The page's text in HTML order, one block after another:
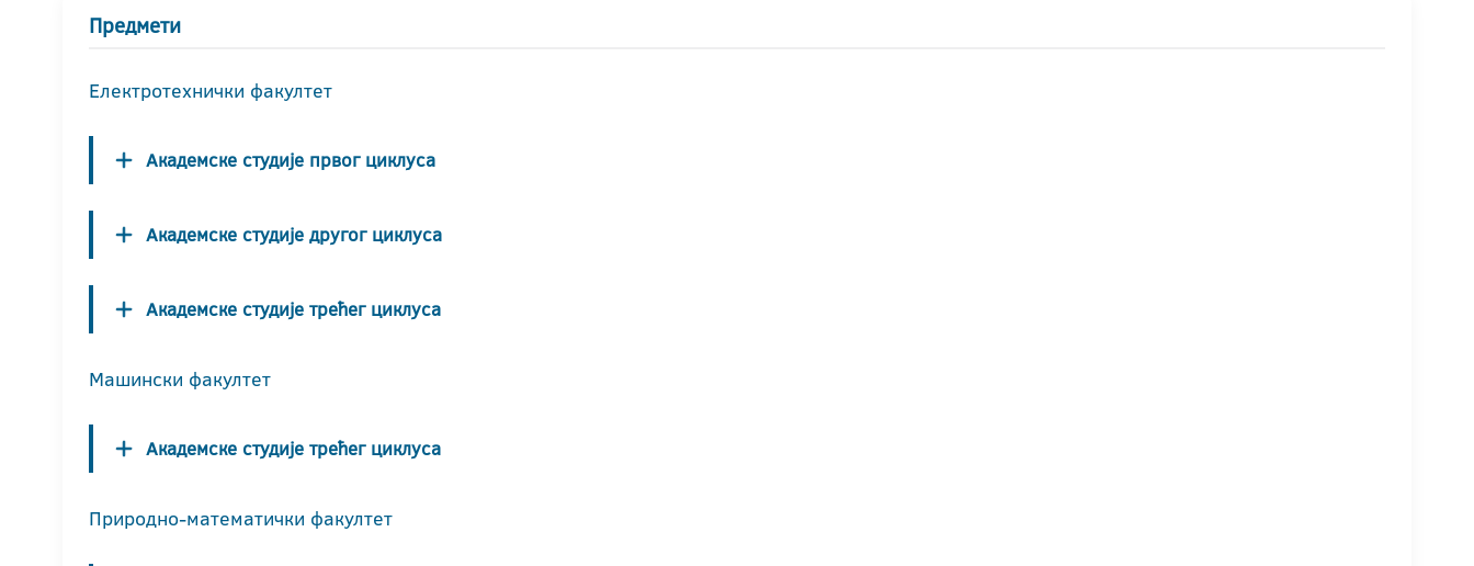
Предмети
Електротехнички факултет
Академске студије првог циклуса
Академске студије другог циклуса
Академске студије трећег циклуса
Машински факултет
Академске студије трећег циклуса
Природно-математички факултет